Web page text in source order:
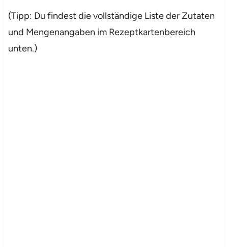
(Tipp: Du findest die vollständige Liste der Zutaten
und Mengenangaben im Rezeptkartenbereich
unten.)